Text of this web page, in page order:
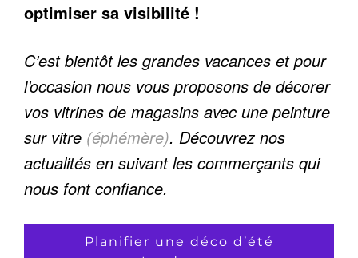
optimiser sa visibilité !
C’est bientôt les grandes vacances et pour
l’occasion nous vous proposons de décorer
vos vitrines de magasins avec une peinture
sur vitre (éphémère). Découvrez nos
actualités en suivant les commerçants qui
nous font confiance.
Planifier une déco d’été